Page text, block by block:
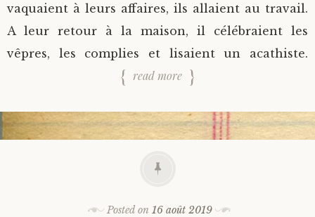
vaquaient à leurs affaires, ils allaient au travail.
A leur retour à la maison, il célébraient les
vêpres, les complies et lisaient un acathiste.
read more
Posted on 16 août 2019